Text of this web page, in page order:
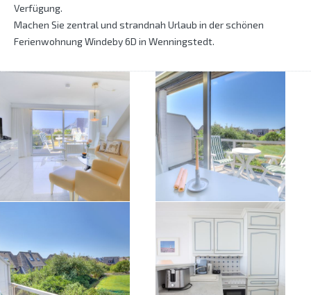
Verfügung.
Machen Sie zentral und strandnah Urlaub in der schönen
Ferienwohnung Windeby 6D in Wenningstedt.